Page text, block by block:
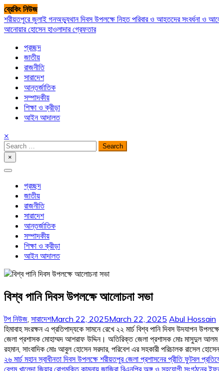
Skip
to
content
ব্রেকিং নিউজ
শরীয়তপুরে জুলাই গনঅভ্যুথান দিবস উপলক্ষে নিহত পরিবার ও আহতদের সংবর্ধনা ও
আনোয়ার হোসেন হাওলাদার গ্রেফতার
প্রচ্ছদ
জাতীয়
রাজনীতি
সারাদেশ
আন্তর্জাতিক
সম্পাদকীয়
শিক্ষা ও ক্রীড়া
আইন আদালত
×
Search
for:
×
প্রচ্ছদ
জাতীয়
রাজনীতি
সারাদেশ
আন্তর্জাতিক
সম্পাদকীয়
শিক্ষা ও ক্রীড়া
আইন আদালত
বিশ্ব পানি দিবস উপলক্ষে আলোচনা সভা
টপ নিউজ সারাদেশMarch 22, 2025March 22, 2025 Abul Hossain
হিমাবাহ সংরক্ষন এ প্রতিপাদ্যকে সামনে রেখে ২২ মার্চ বিশ্ব পানি দিবস
জেলা প্রশাসক মোহাম্মদ আশরাফ উদ্দিন। অতিরিক্ত জেলা প্রশাসক মোঃ মাসুদুল আলম
রহমান, সাংবাদিক মোঃ আবুল হোসেন সরদার, পরিবেশ এর সহকারী পরিচালক রাসেল
Post
২৬ মার্চ মহান স্বাধীনতা দিবস উপলক্ষে শরীয়তপুর জেলা প্রশাসনের প্রীতি ফুটবল
বেগম খালেদা জিয়ার রোগমুক্তি কামনায় জাজিরা বিএনপির অঙ্গ ও সহযোগী সংগঠনের